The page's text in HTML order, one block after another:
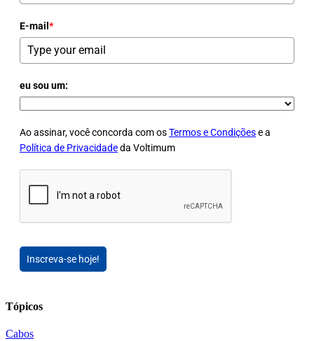
E-mail *
eu sou um:
Ao assinar, você concorda com osTermos e Condiçõese a
Política de Privacidadeda Voltimum
Inscreva-se hoje!
Tópicos
Cabos